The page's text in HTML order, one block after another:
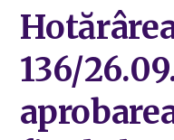
136/